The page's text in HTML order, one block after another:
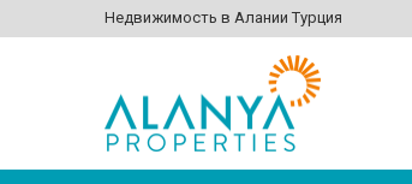
Недвижимость в Алании Турция